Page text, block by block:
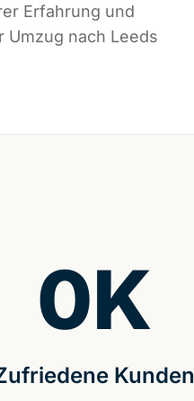
Erfahrung und
Umzug nach Leeds
Kunden
0K